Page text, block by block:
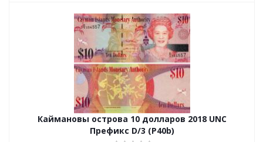
Каймановы острова 10 долларов 2018 UNC
Префикс D/3 (P40b)